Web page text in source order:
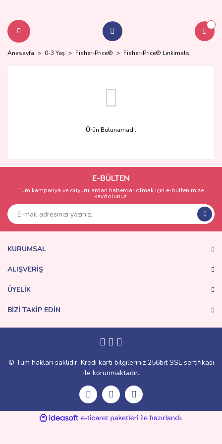
Anasayfa 0-3 Yaş Fisher-Price® Fisher-Price® Linkimals
Ürün Bulunamadı.
E-BÜLTEN
Tüm kampanya ve duyurulardan haberdar olmak için e-bültenimize
kaydolunuz.
KURUMSAL
ALIŞVERİŞ
ÜYELİK
BİZİ TAKİP EDİN
© Tüm hakları saklıdır. Kredi kartı bilgileriniz 256bit SSL sertifikası
ile korunmaktadır.
ideasoft
e-